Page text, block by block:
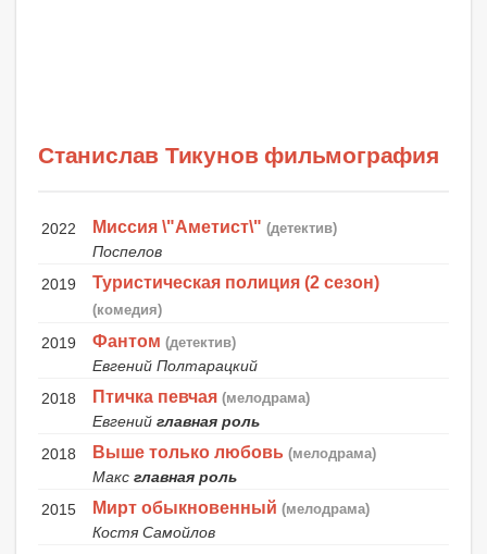
Станислав Тикунов фильмография
2022 Миссия \"Аметист\" (детектив)
Поспелов
2019
Туристическая полиция (2 сезон)
(комедия)
2019 Фантом (детектив)
Евгений Полтарацкий
2018
Птичка певчая (мелодрама)
Евгений главная роль
2018
Выше только любовь (мелодрама)
Макс главная роль
2015
Мирт обыкновенный (мелодрама)
Костя Самойлов